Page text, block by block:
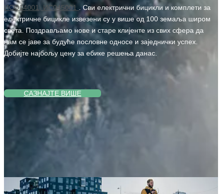
ИСО14001, ИС045001
. Сви електрични бицикли и комплети за
електричне бицикле извезени су у више од 100 земаља широм
света. Поздрављамо нове и старе клијенте из свих сфера да
нам се јаве за будуће пословне односе и заједнички успех.
Добијте најбољу цену за ебике решења данас.
САЗНАЈТЕ ВИШЕ